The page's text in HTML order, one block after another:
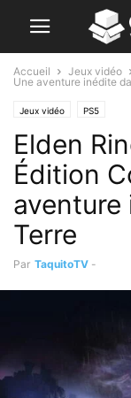
Accueil Jeux vidéo
Une aventure inédite
Jeux vidéo PS5
Elden
Édition
aventure
Terre
Par TaquitoTV -